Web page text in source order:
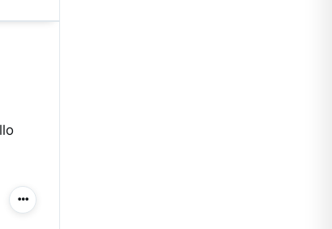
Más acciones